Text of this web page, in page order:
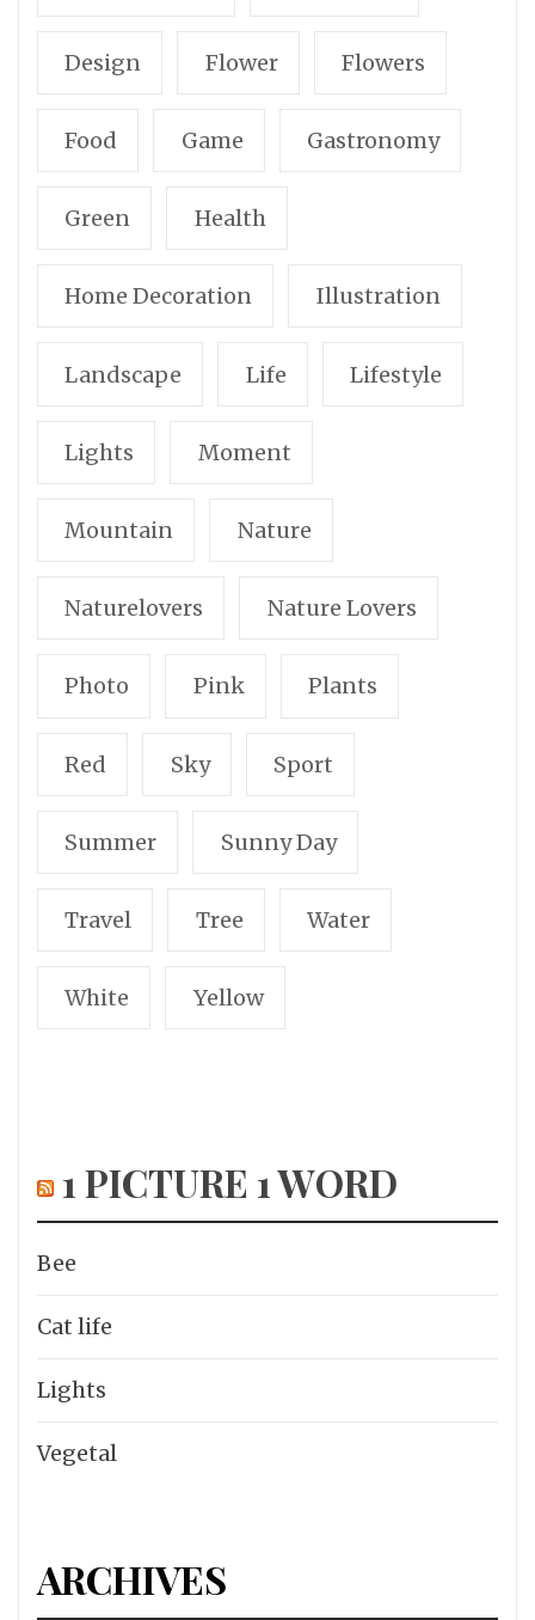
Design Flower Flowers
Food Game Gastronomy
Green Health
Home Decoration Illustration
Landscape Life Lifestyle
Lights Moment
Mountain Nature
Naturelovers Nature Lovers
Photo Pink Plants
Red Sky Sport
Summer Sunny Day
Travel Tree Water
White Yellow
1 PICTURE 1 WORD
Bee
Cat life
Lights
Vegetal
ARCHIVES